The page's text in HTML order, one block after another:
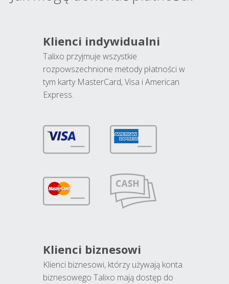
Klienci indywidualni
Talixo przyjmuje wszystkie
rozpowszechnione metody płatności w
tym karty MasterCard, Visa i American
Express.
Klienci biznesowi
Klienci biznesowi, którzy używają konta
biznesowego Talixo mają dostęp do